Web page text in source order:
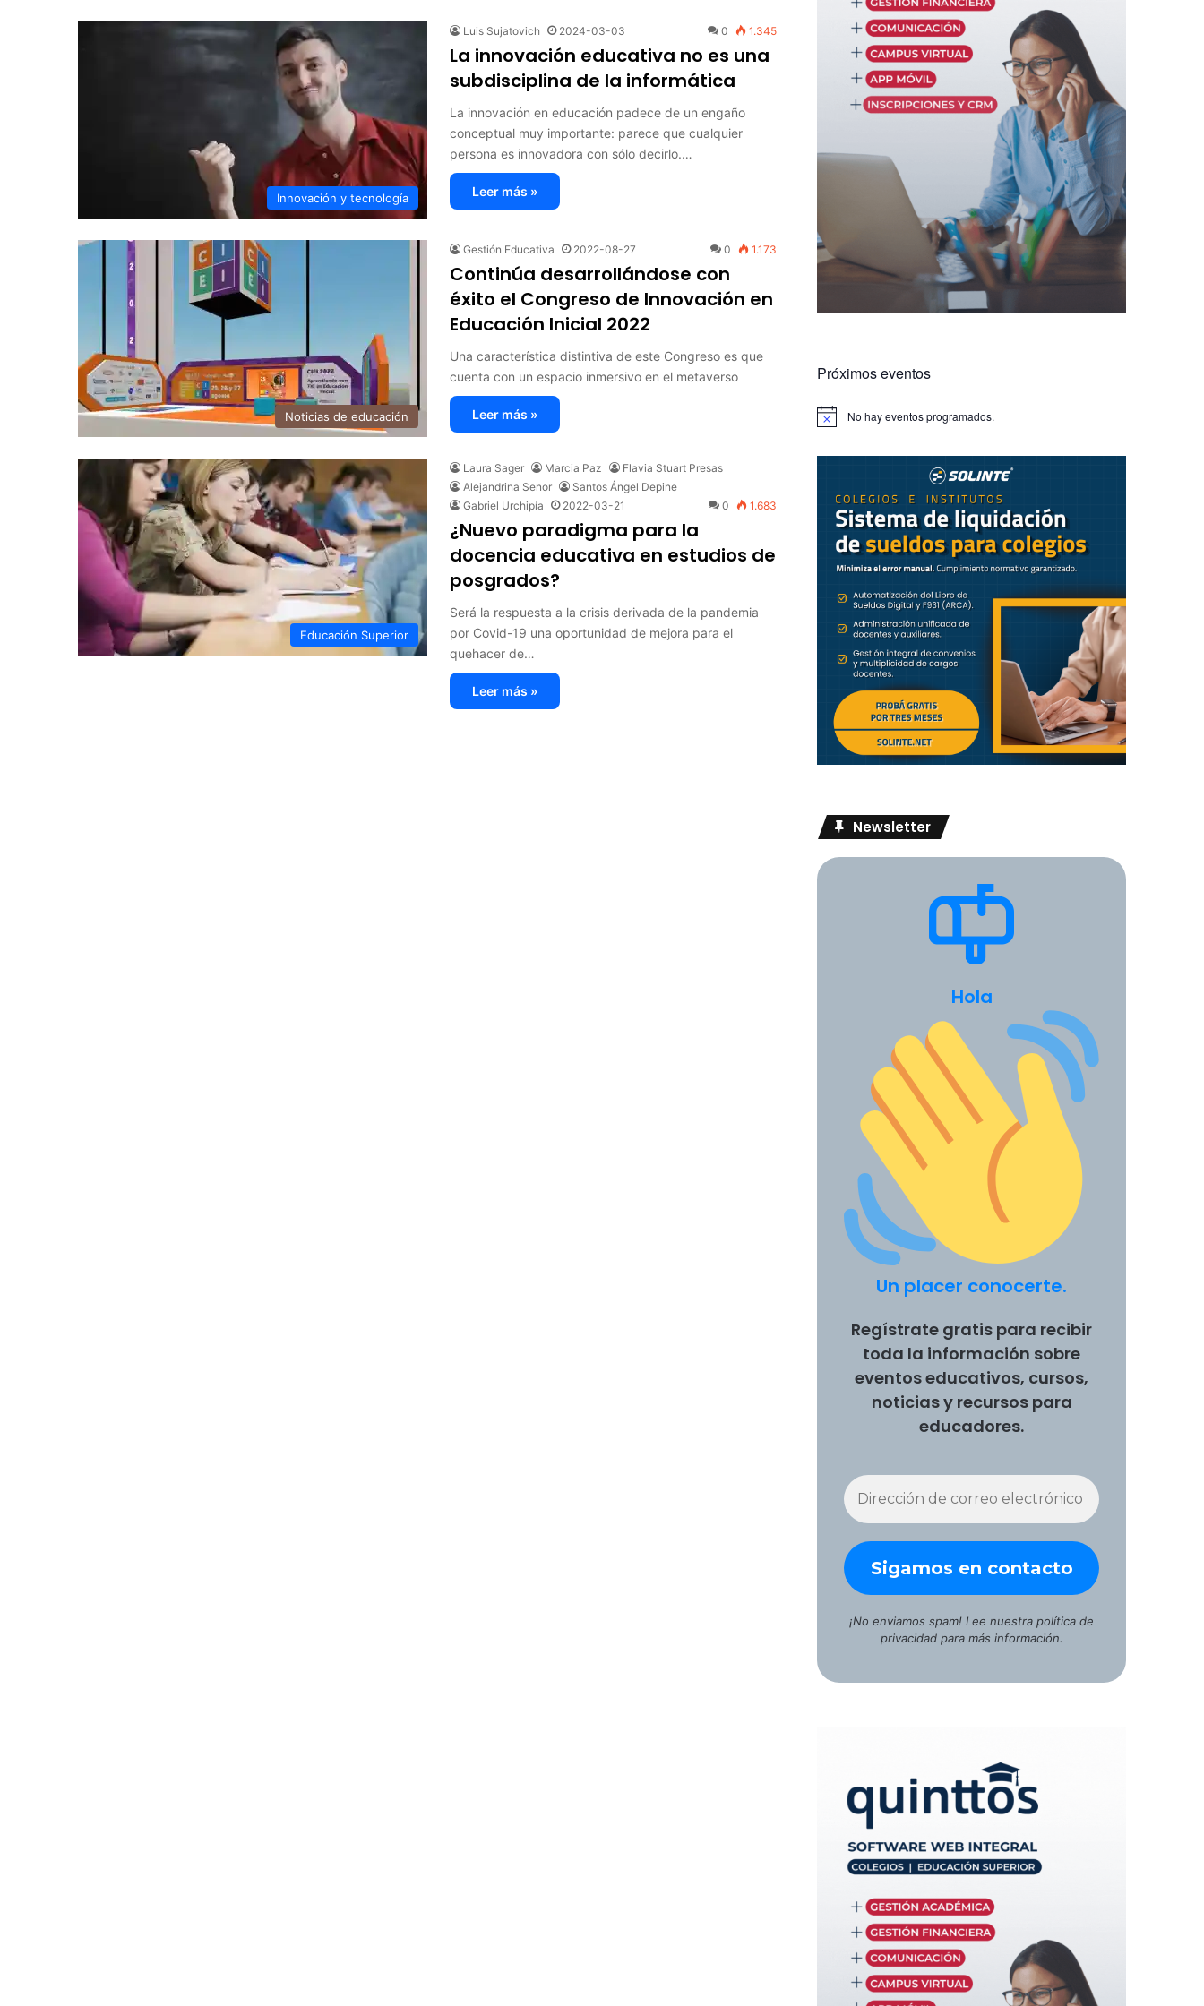
Innovación y tecnología
Luis Sujatovich 2024-03-03 0 1.345
La innovación educativa no es una
subdisciplina de la informática
La innovación en educación padece de un engaño
conceptual muy importante: parece que cualquier
persona es innovadora con sólo decirlo.…
Leer más »
Noticias de educación
Gestión Educativa 2022-08-27 0 1.173
Continúa desarrollándose con
éxito el Congreso de Innovación en
Educación Inicial 2022
Una característica distintiva de este Congreso es que
cuenta con un espacio inmersivo en el metaverso
Leer más »
Educación Superior
Laura Sager Marcia Paz
Flavia Stuart Presas
Alejandrina Senor
Santos Ángel Depine
Gabriel Urchipía
2022-03-21 0 1.683
¿Nuevo paradigma para la
docencia educativa en estudios de
posgrados?
Será la respuesta a la crisis derivada de la pandemia
por Covid-19 una oportunidad de mejora para el
quehacer de…
Leer más »
Próximos eventos
A
No hay eventos programados.
Newsletter
Hola
Un placer conocerte.
Regístrate gratis para recibir
toda la información sobre
eventos educativos, cursos,
noticias y recursos para
educadores.
¡No enviamos spam! Lee nuestra política de
privacidadpara más información.